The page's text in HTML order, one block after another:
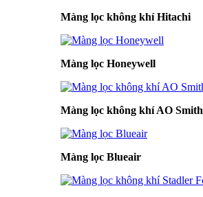
Màng lọc không khí Hitachi
Màng lọc Honeywell
Màng lọc không khí AO Smith
Màng lọc Blueair